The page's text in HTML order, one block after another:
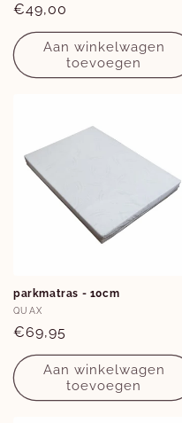
Normale
prijs
€49,00
Aan winkelwagen
toevoegen
parkmatras - 10cm
Verkoper:
QUAX
Normale
prijs
€69,95
Aan winkelwagen
toevoegen